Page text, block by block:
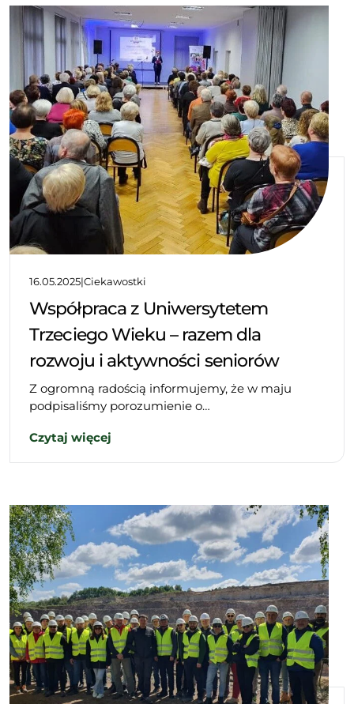
16.05.2025|Ciekawostki
Współpraca z Uniwersytetem
Trzeciego Wieku – razem dla
rozwoju i aktywności seniorów
Z ogromną radością informujemy, że w maju
podpisaliśmy porozumienie o…
Czytaj więcej